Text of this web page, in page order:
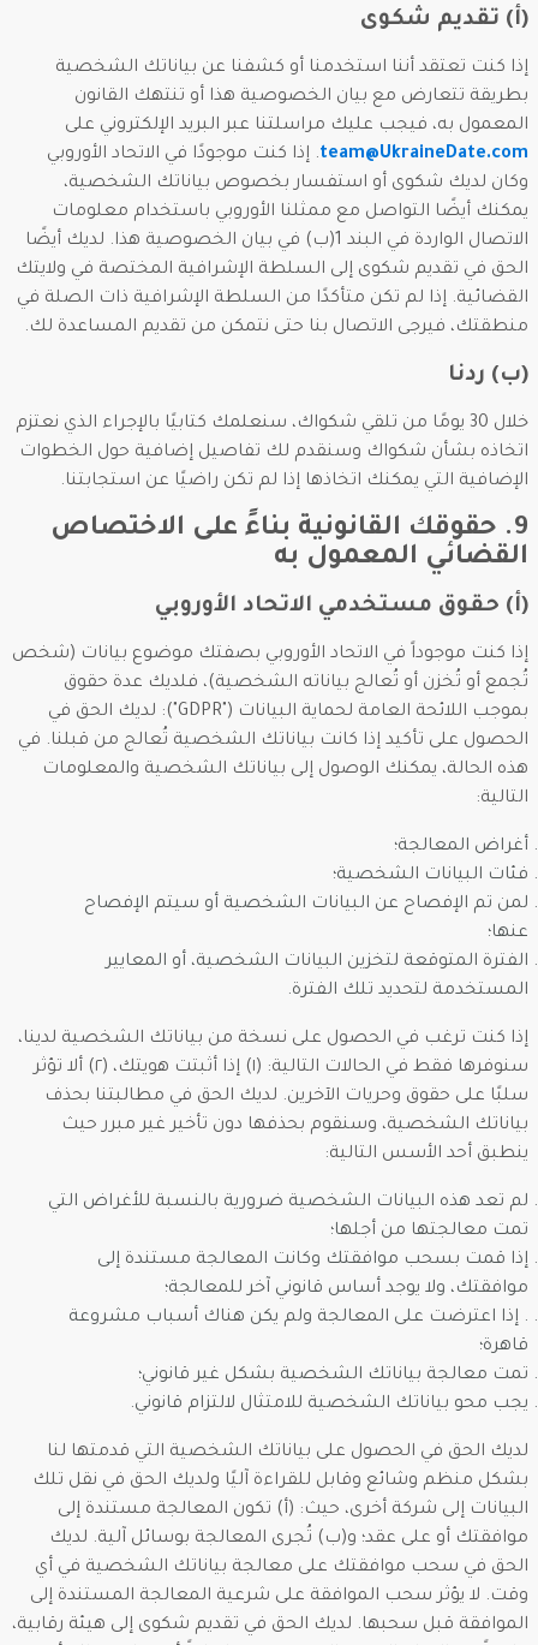
(أ) تقديم شكوى
إذا كنت تعتقد أننا استخدمنا أو كشفنا عن بياناتك الشخصية
بطريقة تتعارض مع بيان الخصوصية هذا أو تنتهك القانون
المعمول به، فيجب عليك مراسلتنا عبر البريد الإلكتروني على
team@UkraineDate.com. إذا كنت موجودًا في الاتحاد الأوروبي
وكان لديك شكوى أو استفسار بخصوص بياناتك الشخصية،
يمكنك أيضًا التواصل مع ممثلنا الأوروبي باستخدام معلومات
الاتصال الواردة في البند 1(ب) في بيان الخصوصية هذا. لديك أيضًا
الحق في تقديم شكوى إلى السلطة الإشرافية المختصة في ولايتك
القضائية. إذا لم تكن متأكدًا من السلطة الإشرافية ذات الصلة في
منطقتك، فيرجى الاتصال بنا حتى نتمكن من تقديم المساعدة لك.
(ب) ردنا
خلال 30 يومًا من تلقي شكواك، سنعلمك كتابيًا بالإجراء الذي نعتزم
اتخاذه بشأن شكواك وسنقدم لك تفاصيل إضافية حول الخطوات
الإضافية التي يمكنك اتخاذها إذا لم تكن راضيًا عن استجابتنا.
9. حقوقك القانونية بناءً على الاختصاص
القضائي المعمول به
(أ) حقوق مستخدمي الاتحاد الأوروبي
إذا كنت موجوداً في الاتحاد الأوروبي بصفتك موضوع بيانات (شخص
تُجمع أو تُخزن أو تُعالج بياناته الشخصية)، فلديك عدة حقوق
بموجب اللائحة العامة لحماية البيانات ("GDPR"): لديك الحق في
الحصول على تأكيد إذا كانت بياناتك الشخصية تُعالج من قبلنا. في
هذه الحالة، يمكنك الوصول إلى بياناتك الشخصية والمعلومات
التالية:
أغراض المعالجة؛
فئات البيانات الشخصية؛
لمن تم الإفصاح عن البيانات الشخصية أو سيتم الإفصاح
عنها؛
الفترة المتوقعة لتخزين البيانات الشخصية، أو المعايير
المستخدمة لتحديد تلك الفترة.
إذا كنت ترغب في الحصول على نسخة من بياناتك الشخصية لدينا،
سنوفرها فقط في الحالات التالية: (١) إذا أثبتت هويتك، (٢) ألا تؤثر
سلبًا على حقوق وحريات الآخرين. لديك الحق في مطالبتنا بحذف
بياناتك الشخصية، وسنقوم بحذفها دون تأخير غير مبرر حيث
ينطبق أحد الأسس التالية:
لم تعد هذه البيانات الشخصية ضرورية بالنسبة للأغراض التي
تمت معالجتها من أجلها؛
إذا قمت بسحب موافقتك وكانت المعالجة مستندة إلى
موافقتك، ولا يوجد أساس قانوني آخر للمعالجة؛
. إذا اعترضت على المعالجة ولم يكن هناك أسباب مشروعة
قاهرة؛
تمت معالجة بياناتك الشخصية بشكل غير قانوني؛
يجب محو بياناتك الشخصية للامتثال لالتزام قانوني.
لديك الحق في الحصول على بياناتك الشخصية التي قدمتها لنا
بشكل منظم وشائع وقابل للقراءة آليًا ولديك الحق في نقل تلك
البيانات إلى شركة أخرى، حيث: (أ) تكون المعالجة مستندة إلى
موافقتك أو على عقد؛ و(ب) تُجرى المعالجة بوسائل آلية. لديك
الحق في سحب موافقتك على معالجة بياناتك الشخصية في أي
وقت. لا يؤثر سحب الموافقة على شرعية المعالجة المستندة إلى
الموافقة قبل سحبها. لديك الحق في تقديم شكوى إلى هيئة رقابية،